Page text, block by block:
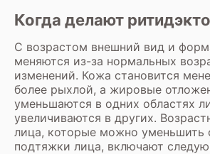
Когда делают
С возрастом внешний вид и
меняются из-за нормальных
изменений. Кожа становится
более рыхлой, а жировые
уменьшаются в одних областях
увеличиваются в других.
лица, которые можно
подтяжки лица, включают